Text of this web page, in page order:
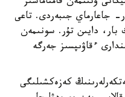
20 توننا جانار- جاعارماي جىبەردى. تاعى
بار، دايىن تۇر. سونىمەن
ءقاۋىپسىز جەرگە
كەزەكشىلىگى